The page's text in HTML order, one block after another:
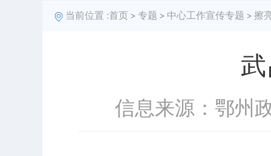
当前位置 :首页 > 专题 > 中心工作宣传专题 > 擦
信息来源：鄂州